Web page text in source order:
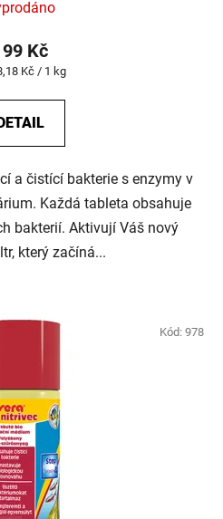
Kč
Kč / 1 kg
a čistící bakterie s enzymy v
Každá tableta obsahuje
bakterií. Aktivují Váš nový
který začíná...
Kód: 978